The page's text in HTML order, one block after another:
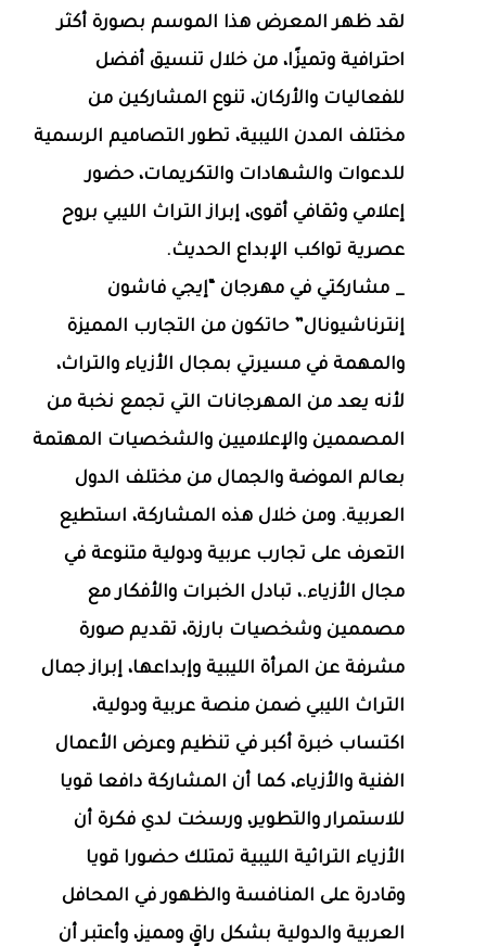
لقد ظهر المعرض هذا الموسم بصورة أكثر
احترافية وتميزًا، من خلال تنسيق أفضل
للفعاليات والأركان، تنوع المشاركين من
مختلف المدن الليبية، تطور التصاميم الرسمية
للدعوات والشهادات والتكريمات، حضور
إعلامي وثقافي أقوى، إبراز التراث الليبي بروح
عصرية تواكب الإبداع الحديث.
_ مشاركتي في مهرجان “إيجي فاشون
إنترناشيونال” حاتكون من التجارب المميزة
والمهمة في مسيرتي بمجال الأزياء والتراث،
لأنه يعد من المهرجانات التي تجمع نخبة من
المصممين والإعلاميين والشخصيات المهتمة
بعالم الموضة والجمال من مختلف الدول
العربية. ومن خلال هذه المشاركة، استطيع
التعرف على تجارب عربية ودولية متنوعة في
مجال الأزياء.، تبادل الخبرات والأفكار مع
مصممين وشخصيات بارزة، تقديم صورة
مشرفة عن المرأة الليبية وإبداعها، إبراز جمال
التراث الليبي ضمن منصة عربية ودولية،
اكتساب خبرة أكبر في تنظيم وعرض الأعمال
الفنية والأزياء، كما أن المشاركة دافعا قويا
للاستمرار والتطوير، ورسخت لدي فكرة أن
الأزياء التراثية الليبية تمتلك حضورا قويا
وقادرة على المنافسة والظهور في المحافل
العربية والدولية بشكل راقٍ ومميز، وأعتبر أن